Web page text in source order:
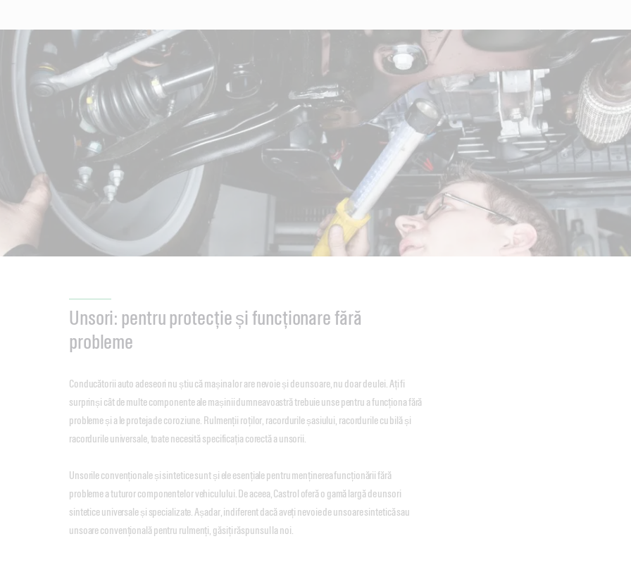
Unsori: pentru protecție și funcționare fără
probleme
Conducătorii auto adeseori nu știu că mașina lor are nevoie și de unsoare, nu doar de ulei. Ați fi
surprinși cât de multe componente ale mașinii dumneavoastră trebuie unse pentru a funcționa fără
probleme și a le proteja de coroziune. Rulmenții roților, racordurile șasiului, racordurile cu bilă și
racordurile universale, toate necesită specificația corectă a unsorii.
Unsorile convenționale și sintetice sunt și ele esențiale pentru menținerea funcționării fără
probleme a tuturor componentelor vehiculului. De aceea, Castrol oferă o gamă largă de unsori
sintetice universale și specializate. Așadar, indiferent dacă aveți nevoie de unsoare sintetică sau
unsoare convențională pentru rulmenți, găsiți răspunsul la noi.